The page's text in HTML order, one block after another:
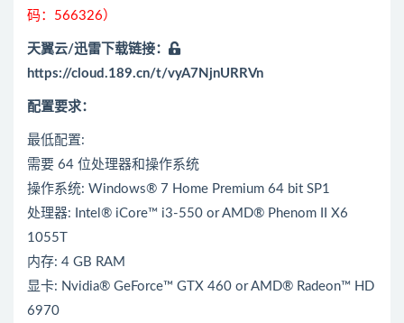
码：566326）
天翼云/迅雷下载链接：
https://cloud.189.cn/t/vyA7NjnURRVn
配置要求：
最低配置:
需要 64 位处理器和操作系统
操作系统: Windows® 7 Home Premium 64 bit SP1
处理器: Intel® iCore™ i3-550 or AMD® Phenom II X6
1055T
内存: 4 GB RAM
显卡: Nvidia® GeForce™ GTX 460 or AMD® Radeon™ HD
6970